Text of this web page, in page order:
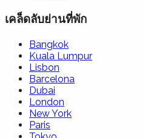
เคล็ดลับย่านที่พัก
Bangkok
Kuala Lumpur
Lisbon
Barcelona
Dubai
London
New York
Paris